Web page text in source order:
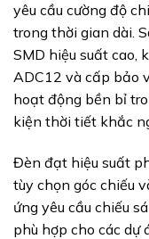
yêu cầu cường độ
trong thời gian dài.
SMD hiệu suất cao,
ADC12 và cấp bảo
hoạt động bền bỉ
kiện thời tiết khắc
Đèn đạt hiệu suất
tùy chọn góc chiếu
ứng yêu cầu chiếu
phù hợp cho các dự